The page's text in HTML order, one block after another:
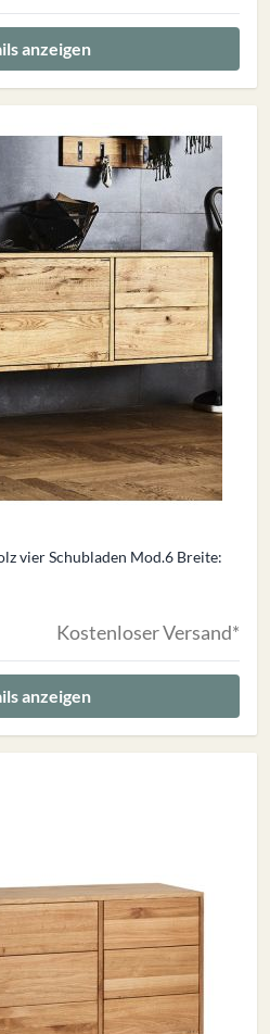
anzeigen
vier Schubladen Mod.6 Breite:
Kostenloser Versand*
anzeigen